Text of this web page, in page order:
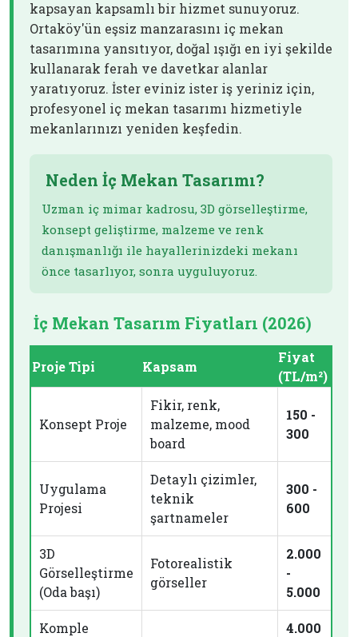
kapsayan kapsamlı bir hizmet sunuyoruz.
Ortaköy'ün eşsiz manzarasını iç mekan
tasarımına yansıtıyor, doğal ışığı en iyi şekilde
kullanarak ferah ve davetkar alanlar
yaratıyoruz. İster eviniz ister iş yeriniz için,
profesyonel iç mekan tasarımı hizmetiyle
mekanlarınızı yeniden keşfedin.
Neden İç Mekan Tasarımı?
Uzman iç mimar kadrosu, 3D görselleştirme,
konsept geliştirme, malzeme ve renk
danışmanlığı ile hayallerinizdeki mekanı
önce tasarlıyor, sonra uyguluyoruz.
İç Mekan Tasarım Fiyatları (2026)
Proje Tipi Kapsam
Fiyat
(TL/m²)
Konsept Proje
Fikir, renk,
malzeme, mood
board
150 -
300
Uygulama
Projesi
Detaylı çizimler,
teknik
şartnameler
300 -
600
3D
Görselleştirme
(Oda başı)
Fotorealistik
görseller
2.000
-
5.000
Komple
4.000